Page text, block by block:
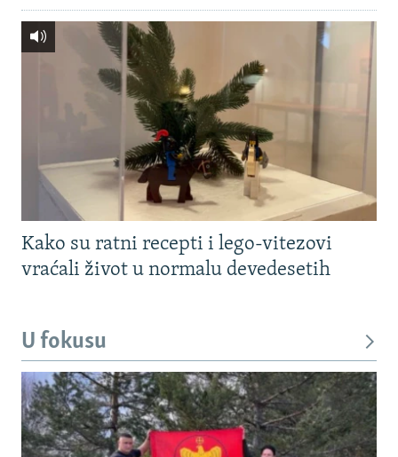
Kako su ratni recepti i lego-vitezovi
vraćali život u normalu devedesetih
U fokusu